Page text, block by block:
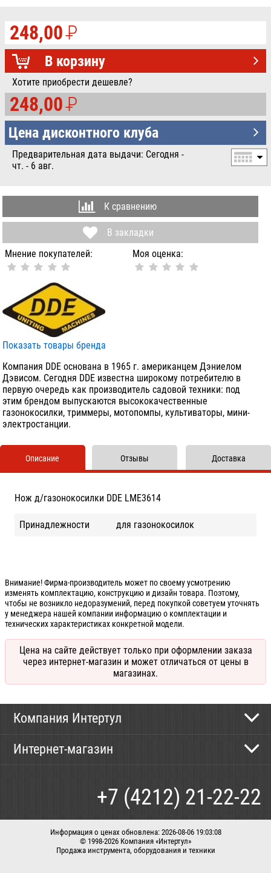
248,00P
УБ.
В корзину
Хотите приобрести дешевле?
248,00P
УБ.
Цена дисконтного клуба
Предварительная дата выдачи: Сегодня -
чт. - 6 авг.
К сравнению
В закладки
Мнение покупателей:
Моя оценка:
Показать товары бренда
Компания DDE основана в 1965 г. американцем Дэниелом
Дэвисом. Сегодня DDE известна широкому потребителю в
первую очередь как производитель садовой техники: под
этим брендом выпускаются высококачественные
газонокосилки, триммеры, мотопомпы, культиваторы, мини-
электростанции.
Описание
Нож д/газонокосилки DDE LME3614
Принадлежности для газонокосилок
Отзывы Доставка
Внимание! Фирма-производитель может по своему усмотрению
изменять комплектацию, конструкцию и дизайн товара. Поэтому,
чтобы не возникло недоразумений, перед покупкой советуем уточнять
у менеджера нашей компании информацию о комплектации и
технических характеристиках конкретной модели.
Цена на сайте действует только при оформлении заказа
через интернет-магазин и может отличаться от цены в
магазинах.
Компания Интертул
Новости
Интернет-магазин
Доставка
+7 (4212) 21-22-22
Информация о ценах обновлена: 2026-08-06 19:03:08
© 1998-2026 Компания «Интертул»
Продажа инструмента, оборудования и техники